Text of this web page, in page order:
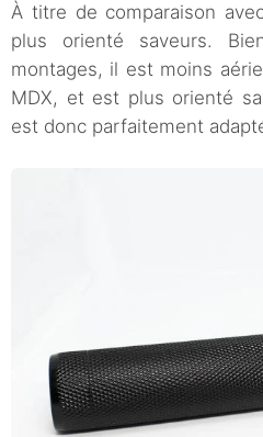
À titre de comparaison
plus orienté saveurs.
montages, il est moins
MDX, et est plus orienté
est donc parfaitement